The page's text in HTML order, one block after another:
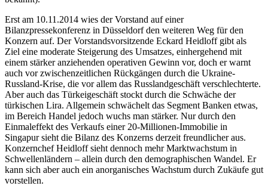
Erst am 10.11.2014 wies der Vorstand auf einer
Bilanzpressekonferenz in Düsseldorf den weiteren Weg für den
Konzern auf. Der Vorstandsvorsitzende Eckard Heidloff gibt als
Ziel eine moderate Steigerung des Umsatzes, einhergehend mit
einem stärker anziehenden operativen Gewinn vor, doch er warnt
auch vor zwischenzeitlichen Rückgängen durch die Ukraine-
Russland-Krise, die vor allem das Russlandgeschäft verschlechterte.
Aber auch das Türkeigeschäft stockt durch die Schwäche der
türkischen Lira. Allgemein schwächelt das Segment Banken etwas,
im Bereich Handel jedoch wuchs man stärker. Nur durch den
Einmaleffekt des Verkaufs einer 20-Millionen-Immobilie in
Singapur sieht die Bilanz des Konzerns derzeit freundlicher aus.
Konzernchef Heidloff sieht dennoch mehr Marktwachstum in
Schwellenländern – allein durch den demographischen Wandel. Er
kann sich aber auch ein anorganisches Wachstum durch Zukäufe gut
vorstellen.